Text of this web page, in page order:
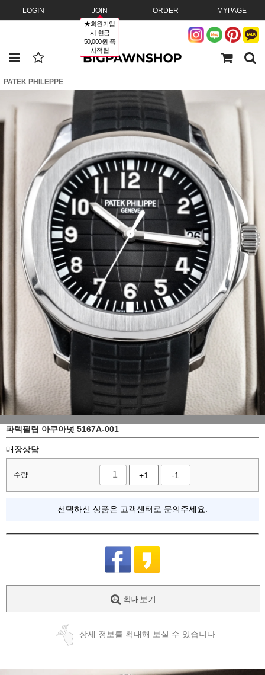
LOGIN JOIN
★회원가입
시 현금
50,000원 즉
시적립
ORDER MYPAGE
PATEK PHILEPPE
파텍필립 아쿠아넛 5167A-001
매장상담
수량 +1 -1
선택하신 상품은 고객센터로 문의주세요.
확대보기
상세 정보를 확대해 보실 수 있습니다